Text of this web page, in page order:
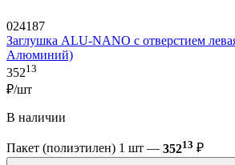
024187
Заглушка ALU-NANO с отверстием
Алюминий)
35213
₽/шт
В наличии
Пакет (полиэтилен) 1 шт — 35213 ₽